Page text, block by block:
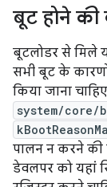
बूट होने की
बूटलोडर से मिले
सभी बूट के
किया जाना
system/
पालन न करने की
डेवलपर को यहां